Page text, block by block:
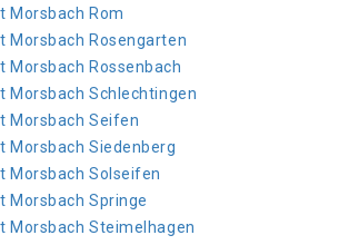
Morsbach Rom
Morsbach Rosengarten
Morsbach Rossenbach
Morsbach Schlechtingen
Morsbach Seifen
Morsbach Siedenberg
Morsbach Solseifen
Morsbach Springe
Morsbach Steimelhagen